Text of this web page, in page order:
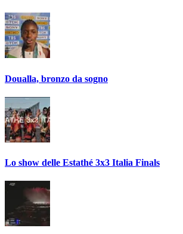
Doualla, bronzo da sogno
Lo show delle Estathé 3x3 Italia Finals